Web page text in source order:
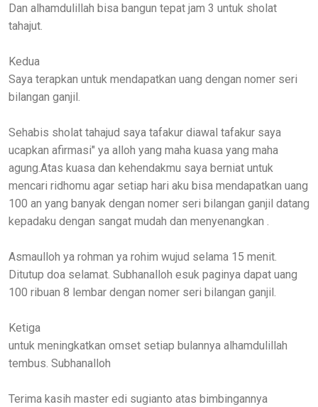
Dan alhamdulillah bisa bangun tepat jam 3 untuk sholat
tahajut.
Kedua
Saya terapkan untuk mendapatkan uang dengan nomer seri
bilangan ganjil.
Sehabis sholat tahajud saya tafakur diawal tafakur saya
ucapkan afirmasi" ya alloh yang maha kuasa yang maha
agung.Atas kuasa dan kehendakmu saya berniat untuk
mencari ridhomu agar setiap hari aku bisa mendapatkan uang
100 an yang banyak dengan nomer seri bilangan ganjil datang
kepadaku dengan sangat mudah dan menyenangkan .
Asmaulloh ya rohman ya rohim wujud selama 15 menit.
Ditutup doa selamat. Subhanalloh esuk paginya dapat uang
100 ribuan 8 lembar dengan nomer seri bilangan ganjil.
Ketiga
untuk meningkatkan omset setiap bulannya alhamdulillah
tembus. Subhanalloh
Terima kasih master edi sugianto atas bimbingannya